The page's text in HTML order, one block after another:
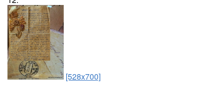
[528x700]